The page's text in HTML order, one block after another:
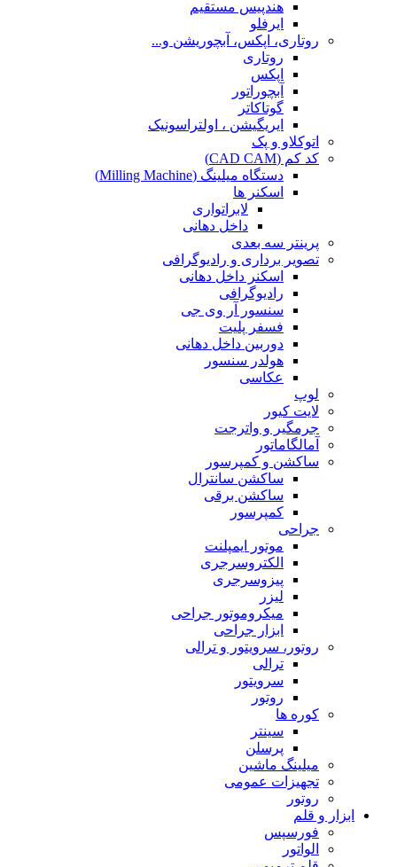
هندپیس مستقیم
ایرفلو
روتاری، اپکس، آبچوریشن و...
روتاری
اپکس
آبچوراتور
گوتاکاتر
ایریگیشن ، اولتراسونیک
اتوکلاو و پک
کد کم (CAD CAM)
دستگاه میلینگ (Milling Machine)
اسکنر ها
لابراتواری
داخل دهانی
پرینتر سه بعدی
تصویر برداری و رادیوگرافی
اسکنر داخل دهانی
رادیوگرافی
سنسور آر وی جی
فسفر پلیت
دوربین داخل دهانی
هولدر سنسور
عکاسی
لوپ
لایت کیور
جرمگیر و واترجت
آمالگاماتور
ساکشن و کمپرسور
ساکشن سانترال
ساکشن برقی
کمپرسور
جراحی
موتور ایمپلنت
الکتروسرجری
پیزوسرجری
لیزر
میکروموتور جراحی
ابزار جراحی
روتور، سرویتور و ترالی
ترالی
سرویتور
روتور
کوره ها
سینتر
پرسلن
میلینگ ماشین
تجهیزات عمومی
روتور
ابزار و قلم
فورسپس
الواتور